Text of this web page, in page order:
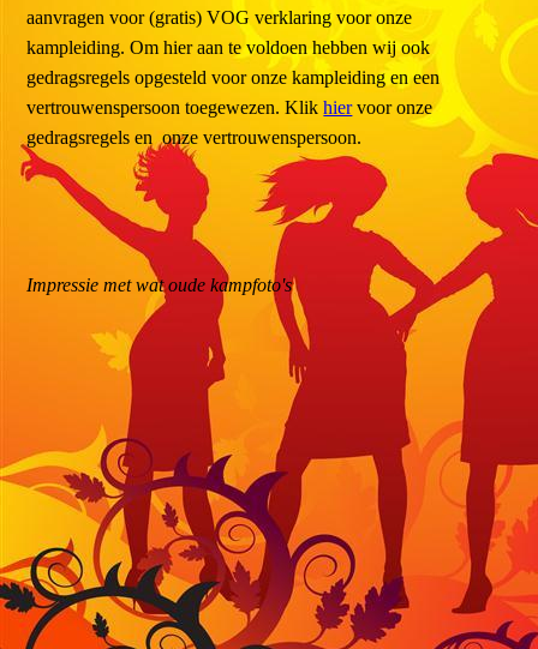
aanvragen voor (gratis) VOG verklaring voor onze
kampleiding. Om hier aan te voldoen hebben wij ook
gedragsregels opgesteld voor onze kampleiding en een
vertrouwenspersoon toegewezen. Klikhiervoor onze
gedragsregels en onze vertrouwenspersoon.
Impressie met wat oude kampfoto's